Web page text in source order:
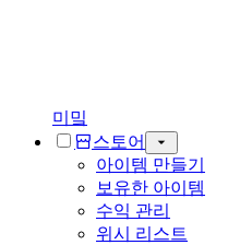
미밐
스토어
아이템 만들기
보유한 아이템
수익 관리
위시 리스트